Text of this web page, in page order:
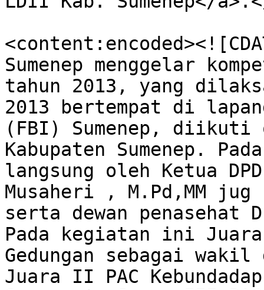
Sumenep menggelar
tahun 2013, yang
2013 bertempat di
(FBI) Sumenep, diikuti
Kabupaten Sumenep.
langsung oleh Ketua
Musaheri , M.Pd,MM
serta dewan penasehat
Pada kegiatan ini
Gedungan sebagai
Juara II PAC